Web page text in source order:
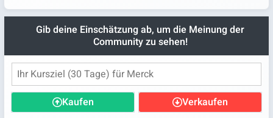
Gib deine Einschätzung ab, um die Meinung der
Community zu sehen!
Kaufen Verkaufen